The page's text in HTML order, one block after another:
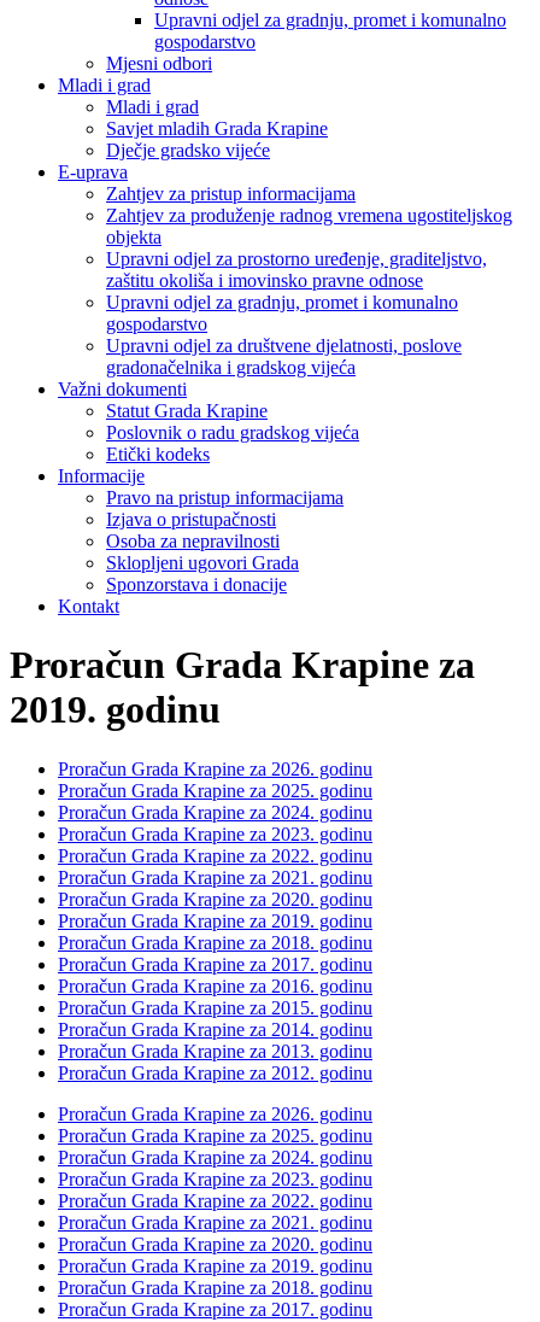
Upravni odjel za gradnju, promet i komunalno
gospodarstvo
Mjesni odbori
Mladi i grad
Mladi i grad
Savjet mladih Grada Krapine
Dječje gradsko vijeće
E-uprava
Zahtjev za pristup informacijama
Zahtjev za produženje radnog vremena ugostiteljskog
objekta
Upravni odjel za prostorno uređenje, graditeljstvo,
zaštitu okoliša i imovinsko pravne odnose
Upravni odjel za gradnju, promet i komunalno
gospodarstvo
Upravni odjel za društvene djelatnosti, poslove
gradonačelnika i gradskog vijeća
Važni dokumenti
Statut Grada Krapine
Poslovnik o radu gradskog vijeća
Etički kodeks
Informacije
Pravo na pristup informacijama
Izjava o pristupačnosti
Osoba za nepravilnosti
Sklopljeni ugovori Grada
Sponzorstava i donacije
Kontakt
Proračun Grada Krapine za
2019. godinu
Proračun Grada Krapine za 2026. godinu
Proračun Grada Krapine za 2025. godinu
Proračun Grada Krapine za 2024. godinu
Proračun Grada Krapine za 2023. godinu
Proračun Grada Krapine za 2022. godinu
Proračun Grada Krapine za 2021. godinu
Proračun Grada Krapine za 2020. godinu
Proračun Grada Krapine za 2019. godinu
Proračun Grada Krapine za 2018. godinu
Proračun Grada Krapine za 2017. godinu
Proračun Grada Krapine za 2016. godinu
Proračun Grada Krapine za 2015. godinu
Proračun Grada Krapine za 2014. godinu
Proračun Grada Krapine za 2013. godinu
Proračun Grada Krapine za 2012. godinu
Proračun Grada Krapine za 2026. godinu
Proračun Grada Krapine za 2025. godinu
Proračun Grada Krapine za 2024. godinu
Proračun Grada Krapine za 2023. godinu
Proračun Grada Krapine za 2022. godinu
Proračun Grada Krapine za 2021. godinu
Proračun Grada Krapine za 2020. godinu
Proračun Grada Krapine za 2019. godinu
Proračun Grada Krapine za 2018. godinu
Proračun Grada Krapine za 2017. godinu